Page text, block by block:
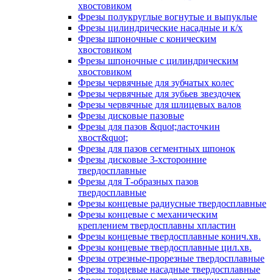
хвостовиком
Фрезы полукруглые вогнутые и выпуклые
Фрезы цилиндрические насадные и к/х
Фрезы шпоночные с коническим
хвостовиком
Фрезы шпоночные с цилиндрическим
хвостовиком
Фрезы червячные для зубчатых колес
Фрезы червячные для зубьев звездочек
Фрезы червячные для шлицевых валов
Фрезы дисковые пазовые
Фрезы для пазов &quot;ласточкин
хвост&quot;
Фрезы для пазов сегментных шпонок
Фрезы дисковые 3-хсторонние
твердосплавные
Фрезы для Т-образных пазов
твердосплавные
Фрезы концевые радиусные твердосплавные
Фрезы концевые с механическим
креплением твердосплавны хпластин
Фрезы концевые твердосплавные конич.хв.
Фрезы концевые твердосплавные цил.хв.
Фрезы отрезные-прорезные твердосплавные
Фрезы торцевые насадные твердосплавные